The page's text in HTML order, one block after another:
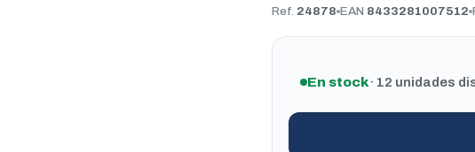
Ref. 24878 EAN 8433281007512
En stock· 12 unidades